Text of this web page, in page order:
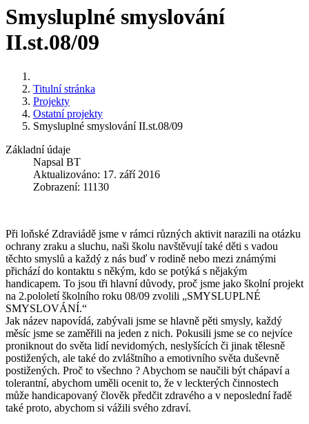
Smysluplné smyslování
II.st.08/09
Titulní stránka
Projekty
Ostatní projekty
Smysluplné smyslování II.st.08/09
Základní údaje
Napsal BT
Aktualizováno: 17. září 2016
Zobrazení: 11130
Při loňské Zdraviádě jsme v rámci různých aktivit narazili na otázku
ochrany zraku a sluchu, naši školu navštěvují také děti s vadou
těchto smyslů a každý z nás buď v rodině nebo mezi známými
přichází do kontaktu s někým, kdo se potýká s nějakým
handicapem. To jsou tři hlavní důvody, proč jsme jako školní projekt
na 2.pololetí školního roku 08/09 zvolili „SMYSLUPLNÉ
SMYSLOVÁNÍ.“
Jak název napovídá, zabývali jsme se hlavně pěti smysly, každý
měsíc jsme se zaměřili na jeden z nich. Pokusili jsme se co nejvíce
proniknout do světa lidí nevidomých, neslyšících či jinak tělesně
postižených, ale také do zvláštního a emotivního světa duševně
postižených. Proč to všechno ? Abychom se naučili být chápaví a
tolerantní, abychom uměli ocenit to, že v leckterých činnostech
může handicapovaný člověk předčit zdravého a v neposlední řadě
také proto, abychom si vážili svého zdraví.